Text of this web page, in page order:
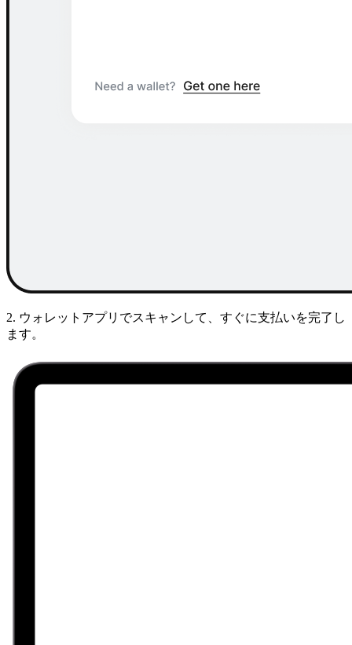
2. ウォレットアプリでスキャンして、すぐに支払いを完了し
ます。